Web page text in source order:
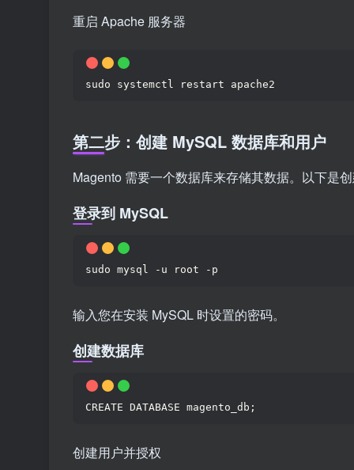
重启 Apache 服务器
sudo systemctl restart apache2
第二步：创建 MySQL 数据库和用户
Magento 需要一个数据库来存储其数据。以下是
登录到 MySQL
sudo mysql -u root -p
输入您在安装 MySQL 时设置的密码。
创建数据库
CREATE DATABASE magento_db;
创建用户并授权